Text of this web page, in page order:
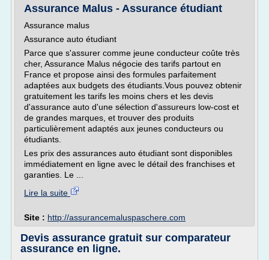
Assurance Malus - Assurance étudiant
Assurance malus
Assurance auto étudiant
Parce que s'assurer comme jeune conducteur coûte très
cher, Assurance Malus négocie des tarifs partout en
France et propose ainsi des formules parfaitement
adaptées aux budgets des étudiants.Vous pouvez obtenir
gratuitement les tarifs les moins chers et les devis
d'assurance auto d'une sélection d'assureurs low-cost et
de grandes marques, et trouver des produits
particulièrement adaptés aux jeunes conducteurs ou
étudiants.
Les prix des assurances auto étudiant sont disponibles
immédiatement en ligne avec le détail des franchises et
garanties. Le ...
Lire la suite
Site : http://assurancemaluspaschere.com
Devis assurance gratuit sur comparateur
assurance en ligne.